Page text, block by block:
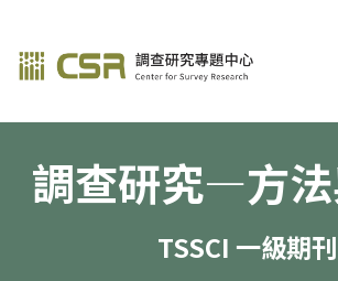
調查研究—方法與應
調查研究—方
TSSCI 一級期刊